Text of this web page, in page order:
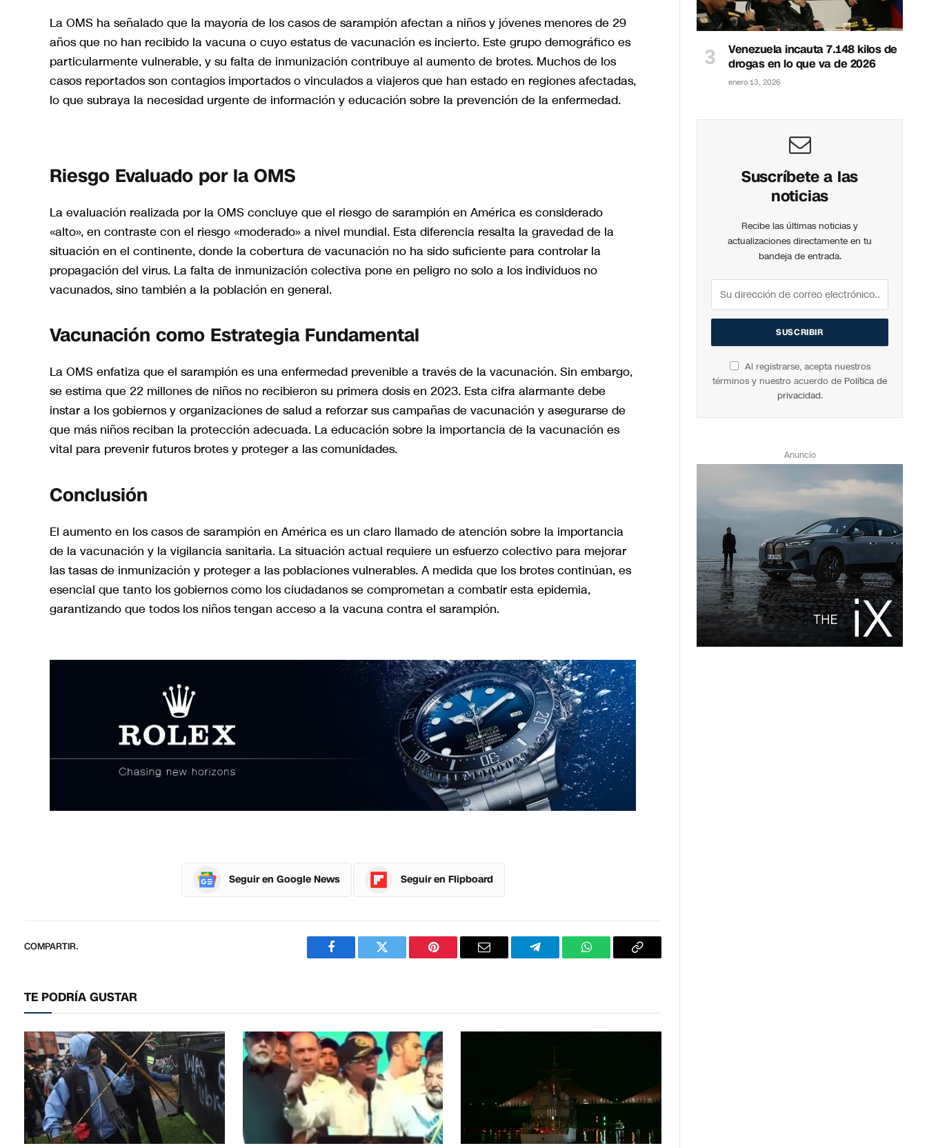
La OMS ha señalado que la mayoría de los casos de sarampión afectan a niños y jóvenes menores de 29
años que no han recibido la vacuna o cuyo estatus de vacunación es incierto. Este grupo demográfico es
particularmente vulnerable, y su falta de inmunización contribuye al aumento de brotes. Muchos de los
casos reportados son contagios importados o vinculados a viajeros que han estado en regiones afectadas,
lo que subraya la necesidad urgente de información y educación sobre la prevención de la enfermedad.
Riesgo Evaluado por la OMS
La evaluación realizada por la OMS concluye que el riesgo de sarampión en América es considerado
«alto», en contraste con el riesgo «moderado» a nivel mundial. Esta diferencia resalta la gravedad de la
situación en el continente, donde la cobertura de vacunación no ha sido suficiente para controlar la
propagación del virus. La falta de inmunización colectiva pone en peligro no solo a los individuos no
vacunados, sino también a la población en general.
Vacunación como Estrategia Fundamental
La OMS enfatiza que el sarampión es una enfermedad prevenible a través de la vacunación. Sin embargo,
se estima que 22 millones de niños no recibieron su primera dosis en 2023. Esta cifra alarmante debe
instar a los gobiernos y organizaciones de salud a reforzar sus campañas de vacunación y asegurarse de
que más niños reciban la protección adecuada. La educación sobre la importancia de la vacunación es
vital para prevenir futuros brotes y proteger a las comunidades.
Conclusión
El aumento en los casos de sarampión en América es un claro llamado de atención sobre la importancia
de la vacunación y la vigilancia sanitaria. La situación actual requiere un esfuerzo colectivo para mejorar
las tasas de inmunización y proteger a las poblaciones vulnerables. A medida que los brotes continúan, es
esencial que tanto los gobiernos como los ciudadanos se comprometan a combatir esta epidemia,
garantizando que todos los niños tengan acceso a la vacuna contra el sarampión.
Seguir en Google News Seguir en Flipboard
COMPARTIR.
FacebookTwitter PinterestCorreo
TelegramWhatsAppCopiar
TE PODRÍA GUSTAR
Venezuela incauta 7.148 kilos de
drogas en lo que va de 2026
enero 13, 2026
Suscríbete a las
noticias
Recibe las últimas noticias y
actualizaciones directamente en tu
bandeja de entrada.
Al registrarse, acepta nuestros
términos y nuestro acuerdo de Política de
privacidad.
Anuncio